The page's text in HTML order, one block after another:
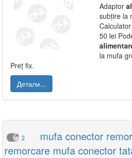
Adaptor
subțire la
50 lei
la mufa
Preț fix.
Детали...
2
mufa conector
remorcare mufa conector